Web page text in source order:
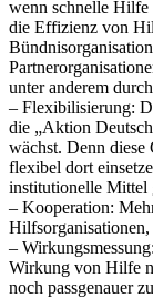
wenn schnelle Hilfe
die Effizienz von
unter anderem
– Flexibilisierung:
die „Aktion
wächst. Denn diese
flexibel dort
institutionelle Mittel
– Kooperation:
Hilfsorganisationen,
–
Wirkung von Hilfe
noch passgenauer